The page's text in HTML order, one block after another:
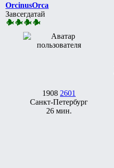
ОrcinusОrca
Завсегдатай
1908 2601
Санкт-Петербург
26 мин.